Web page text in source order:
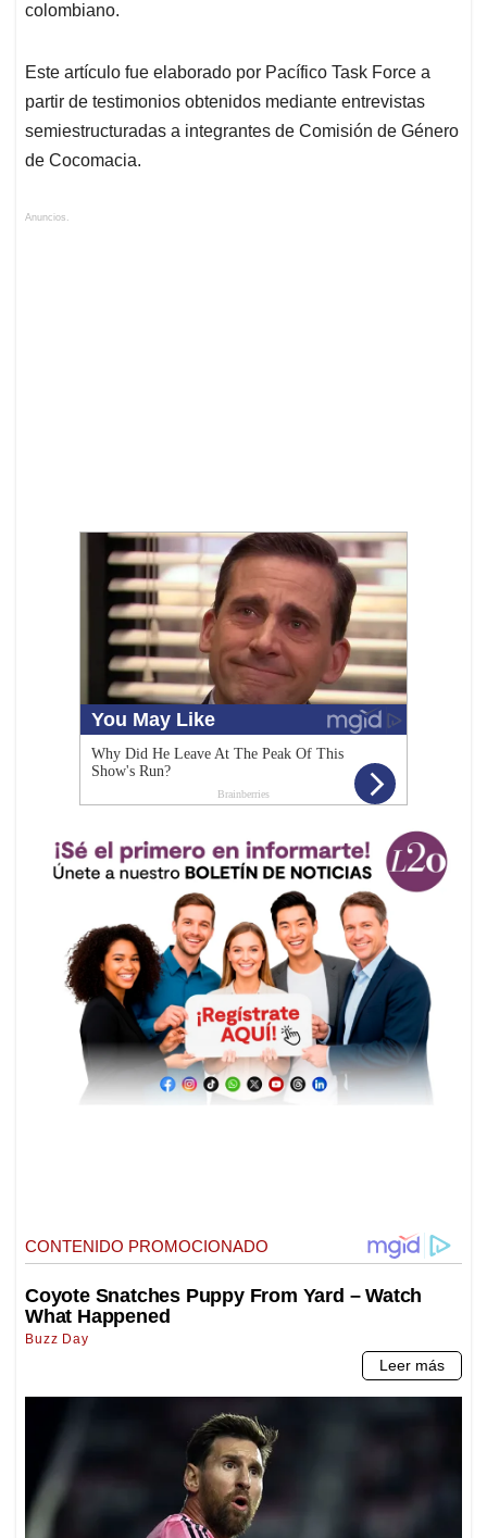
colombiano.
Este artículo fue elaborado por Pacífico Task Force a
partir de testimonios obtenidos mediante entrevistas
semiestructuradas a integrantes de Comisión de Género
de Cocomacia.
Anuncios.